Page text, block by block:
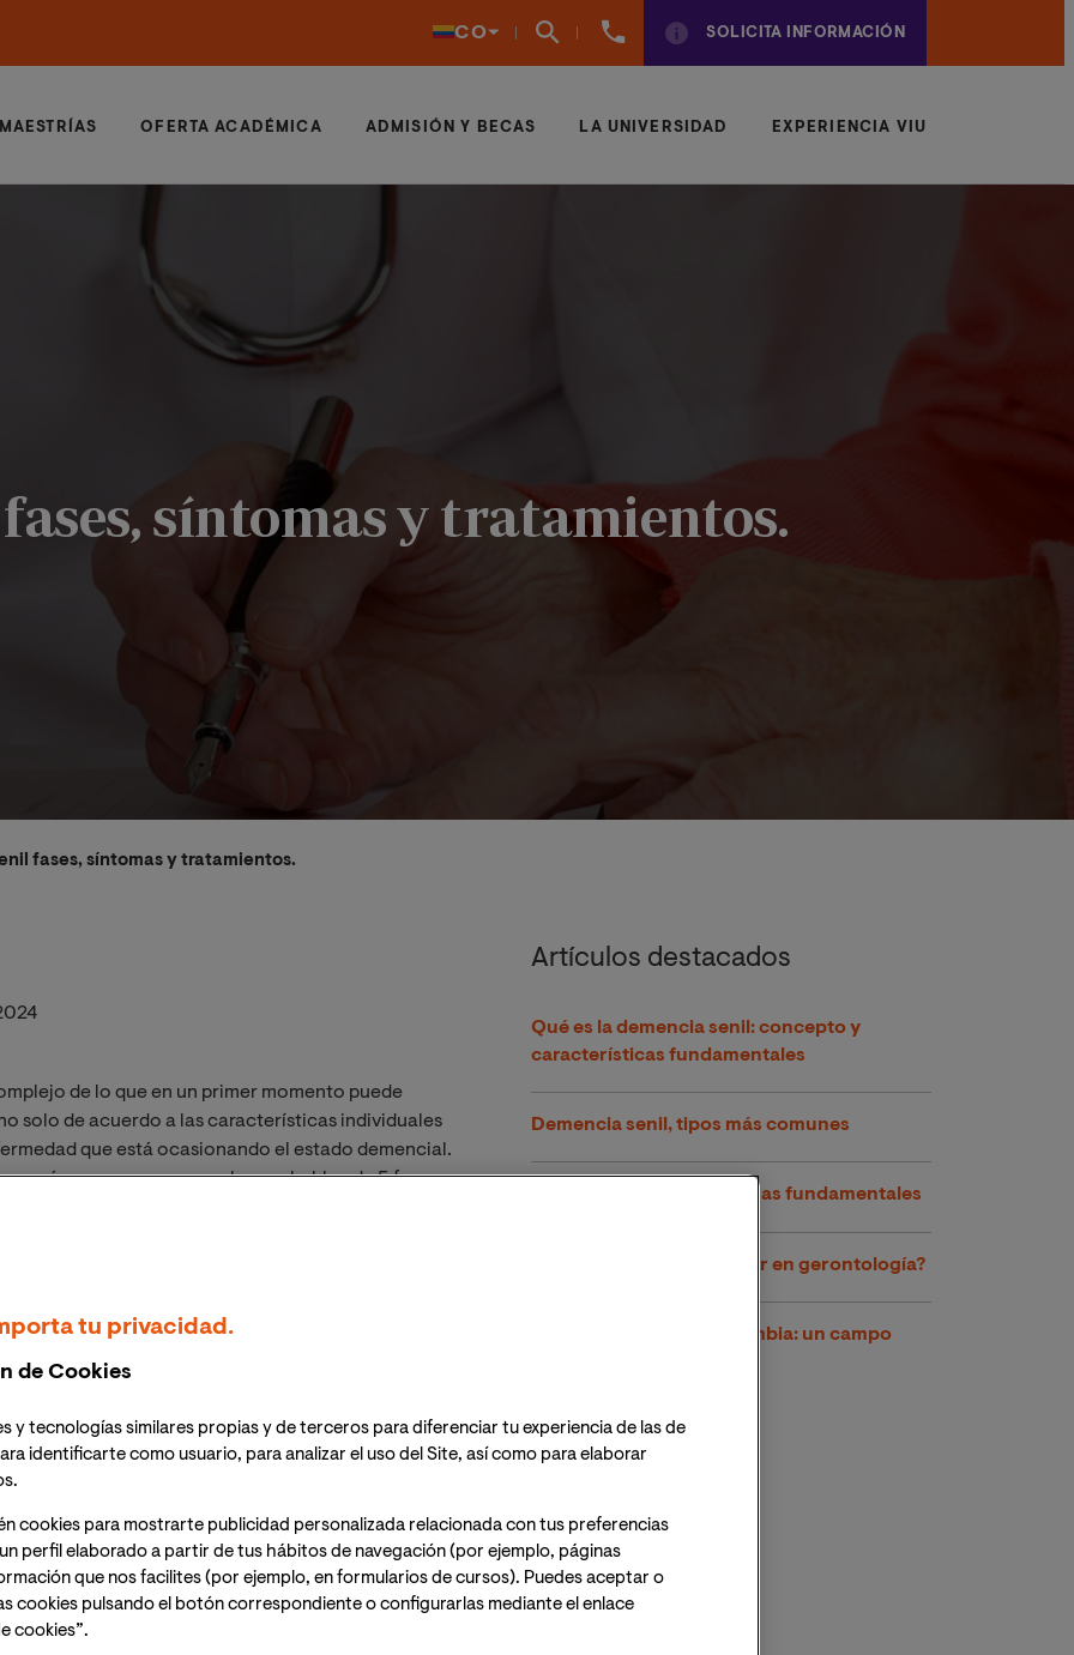
CO
(+57)
SOLICITA INFORMACIÓN
MAESTRÍAS OFERTA ACADÉMICA ADMISIÓN Y BECAS LA UNIVERSIDAD EXPERIENCIA VIU
síntomas y tratamientos.
fases, síntomas y tratamientos.
de lo que en un primer momento puede
solo de acuerdo a las características individuales
que está ocasionando el estado demencial.
más o menos apoyos; algunas hablan de 5 fases,
hablaremos de la clasificación más conocida y
tres fases. Pero antes, aclaremos algunos
senil?
pero muy manejado aún entre la población
sepan identificar las características de este
a la demencia, un estado de deterioro del
la persona desarrollar de forma normal las
Eventualmente, la persona con demencia será
La demencia no es una enfermedad, sino una
de enfermedades , la más conocida es la
Artículos destacados
Qué es la demencia senil: concepto y
características fundamentales
Demencia senil, tipos más comunes
Demencias tipos y síntomas fundamentales
¿En qué consiste el máster en gerontología?
La gerontología en Colombia: un campo
tu privacidad.
de Cookies
y tecnologías similares propias y de terceros para diferenciar tu experiencia de las de
identificarte como usuario, para analizar el uso del Site, así como para elaborar
cookies para mostrarte publicidad personalizada relacionada con tus preferencias
perfil elaborado a partir de tus hábitos de navegación (por ejemplo, páginas
que nos facilites (por ejemplo, en formularios de cursos). Puedes aceptar o
cookies pulsando el botón correspondiente o configurarlas mediante el enlace
cookies”.